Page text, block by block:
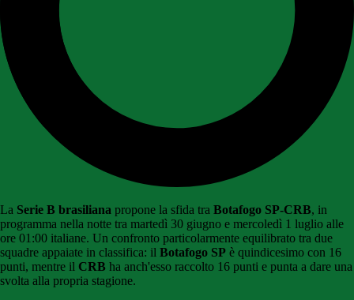
La Serie B brasiliana propone la sfida tra Botafogo SP-CRB, in
programma nella notte tra martedì 30 giugno e mercoledì 1 luglio alle
ore 01:00 italiane. Un confronto particolarmente equilibrato tra due
squadre appaiate in classifica: il Botafogo SP è quindicesimo con 16
punti, mentre il CRB ha anch'esso raccolto 16 punti e punta a dare una
svolta alla propria stagione.